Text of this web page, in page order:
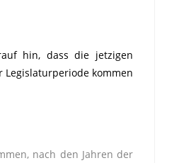
hin, dass die jetzigen
Legislaturperiode kommen
nach den Jahren der